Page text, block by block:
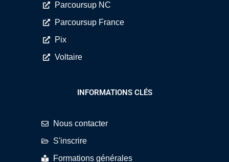
Parcoursup NC
Parcoursup France
Pix
Voltaire
INFORMATIONS CLÉS
Nous contacter
S'inscrire
Formations générales